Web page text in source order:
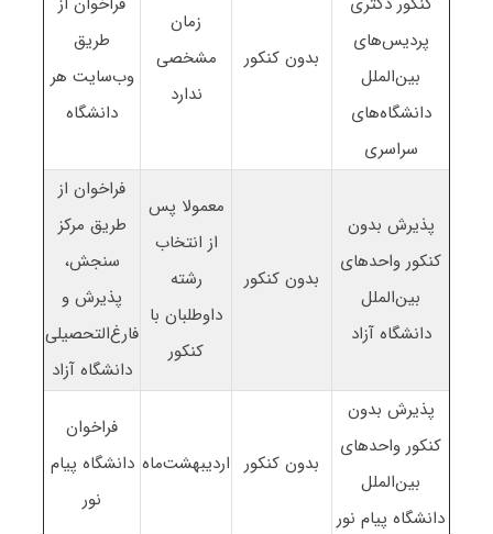
پردیس‌های
بین‌الملل
دانشگاه‌های
سراسری
بدون کنکور
زمان
مشخصی
ندارد
طریق
وب‌سایت هر
دانشگاه
پذیرش بدون
کنکور واحدهای
بین‌الملل
دانشگاه آزاد
بدون کنکور
معمولا پس
از انتخاب
رشته
داوطلبان با
کنکور
فراخوان از
طریق مرکز
سنجش،
پذیرش و
فارغ‌التحصیلی
دانشگاه آزاد
پذیرش بدون
کنکور واحدهای
بین‌الملل
دانشگاه پیام نور
بدون کنکور اردیبهشت‌ماه
فراخوان
دانشگاه پیام
نور